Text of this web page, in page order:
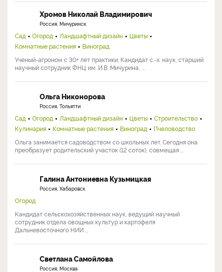
Хромов Николай Владимирович
Россия, Мичуринск
Сад Огород Ландшафтный дизайн
Цветы
Комнатные растения
Виноград
Ученый-агроном с 30+ лет практики. Кандидат с.-х. наук, старший
научный сотрудник ФНЦ им. И.В. Мичурина, ...
Ольга Никонорова
Россия, Тольятти
Сад Огород Ландшафтный дизайн Цветы
Строительство
Кулинария
Комнатные растения Виноград
Пчеловодство
Ольга занимается садоводством со школьных лет. Сегодня она
преобразует родительский участок (12 соток), совмещая ...
Галина Антониевна Кузьмицкая
Россия, Хабаровск
Огород
Кандидат сельскохозяйственных наук, ведущий научный
сотрудник отдела овощных культур и картофеля
Дальневосточного НИИ ...
Светлана Самойлова
Россия, Москва